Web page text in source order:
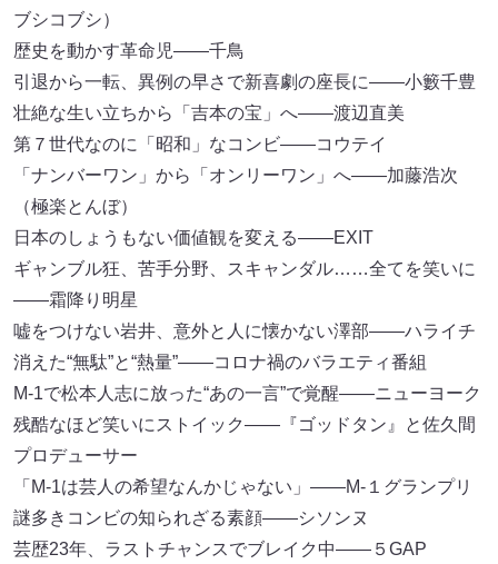
ブシコブシ）
歴史を動かす革命児――千鳥
引退から一転、異例の早さで新喜劇の座長に――小籔千豊
壮絶な生い立ちから「吉本の宝」へ――渡辺直美
第７世代なのに「昭和」なコンビ――コウテイ
「ナンバーワン」から「オンリーワン」へ――加藤浩次
（極楽とんぼ）
日本のしょうもない価値観を変える――EXIT
ギャンブル狂、苦手分野、スキャンダル……全てを笑いに
――霜降り明星
嘘をつけない岩井、意外と人に懐かない澤部――ハライチ
消えた“無駄”と“熱量”――コロナ禍のバラエティ番組
M-1で松本人志に放った“あの一言”で覚醒――ニューヨーク
残酷なほど笑いにストイック――『ゴッドタン』と佐久間
プロデューサー
「M-1は芸人の希望なんかじゃない」――M-１グランプリ
謎多きコンビの知られざる素顔――シソンヌ
芸歴23年、ラストチャンスでブレイク中――５GAP